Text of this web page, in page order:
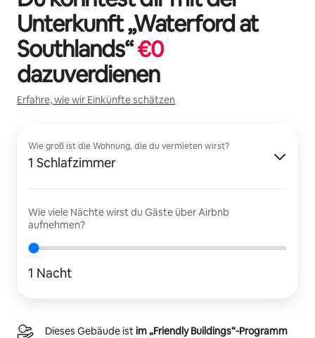
Unterkunft „Waterford at
Southlands“€0
dazuverdienen
Erfahre, wie wir Einkünfte schätzen
Wie groß ist die Wohnung, die du vermieten wirst?
1 Schlafzimmer
Wie viele Nächte wirst du Gäste über Airbnb
aufnehmen?
1 Nacht
Dieses Gebäude istim „Friendly Buildings“-Programm